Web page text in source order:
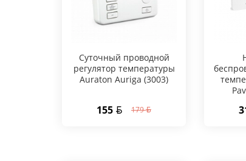
Суточный проводной
регулятор температуры
Auraton Auriga (3003)
155 179